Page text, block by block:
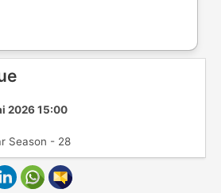
2026 15:00
Season - 28